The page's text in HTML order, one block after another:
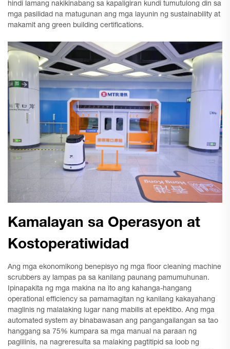
hindi lamang nakikinabang sa kapaligiran kundi tumutulong din sa
mga pasilidad na matugunan ang mga layunin ng sustainability at
makamit ang green building certifications.
Kamalayan sa Operasyon at
Kostoperatiwidad
Ang mga ekonomikong benepisyo ng mga floor cleaning machine
scrubbers ay lampas pa sa kanilang paunang pamumuhunan.
Ipinapakita ng mga makina na ito ang kahanga-hangang
operational efficiency sa pamamagitan ng kanilang kakayahang
maglinis ng malalaking lugar nang mabilis at epektibo. Ang mga
automated system ay binabawasan ang pangangailangan sa tao
hanggang sa 75% kumpara sa mga manual na paraan ng
paglilinis, na nagreresulta sa malaking pagtitipid sa loob ng